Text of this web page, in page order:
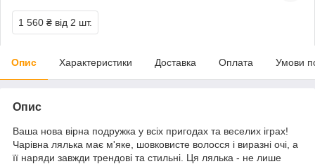
1 560 ₴ від 2 шт.
Опис Характеристики Доставка Оплата Умови
Опис
Ваша нова вірна подружка у всіх пригодах та веселих іграх!
Чарівна лялька має м'яке, шовковисте волосся і виразні очі, а
її наряди завжди трендові та стильні. Ця лялька - не лише